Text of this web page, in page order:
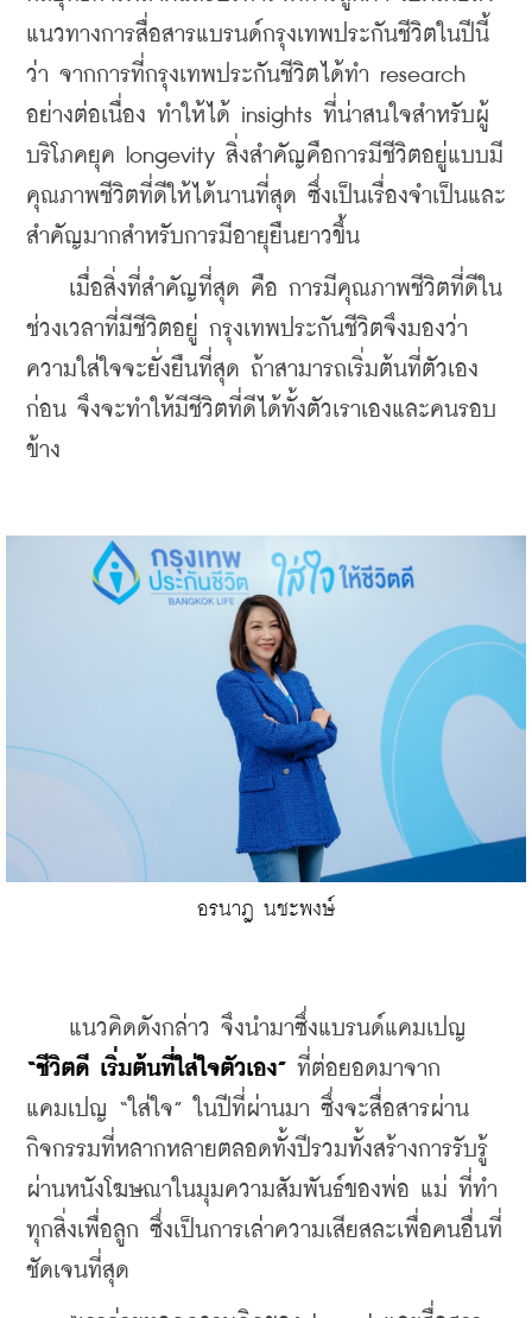
แนวทางการสื่อสารแบรนด์กรุงเทพประกันชีวิตในปีนี้
ว่า จากการที่กรุงเทพประกันชีวิตได้ทำ research
อย่างต่อเนื่อง ทำให้ได้ insights ที่น่าสนใจสำหรับผู้
บริโภคยุค longevity สิ่งสำคัญคือการมีชีวิตอยู่แบบมี
คุณภาพชีวิตที่ดีให้ได้นานที่สุด ซึ่งเป็นเรื่องจำเป็นและ
สำคัญมากสำหรับการมีอายุยืนยาวขึ้น
เมื่อสิ่งที่สำคัญที่สุด คือ การมีคุณภาพชีวิตที่ดีใน
ช่วงเวลาที่มีชีวิตอยู่ กรุงเทพประกันชีวิตจึงมองว่า
ความใส่ใจจะยั่งยืนที่สุด ถ้าสามารถเริ่มต้นที่ตัวเอง
ก่อน จึงจะทำให้มีชีวิตที่ดีได้ทั้งตัวเราเองและคนรอบ
ข้าง
อรนาฎ นชะพงษ์
“ชีวิตดี เริ่มต้นที่ใส่ใจตัวเอง” ที่ต่อยอดมาจาก
แคมเปญ “ใส่ใจ” ในปีที่ผ่านมา ซึ่งจะสื่อสารผ่าน
กิจกรรมที่หลากหลายตลอดทั้งปีรวมทั้งสร้างการรับรู้
ผ่านหนังโฆษณาในมุมความสัมพันธ์ของพ่อ แม่ ที่ทำ
ทุกสิ่งเพื่อลูก ซึ่งเป็นการเล่าความเสียสละเพื่อคนอื่นที่
ชัดเจนที่สุด